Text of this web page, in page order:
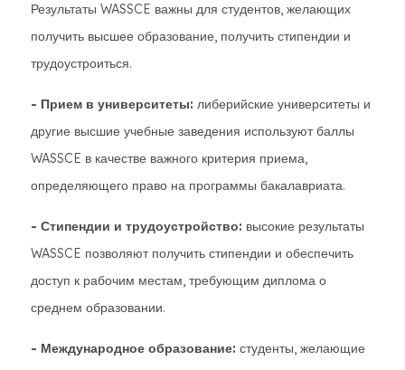
Результаты WASSCE важны для студентов, желающих
получить высшее образование, получить стипендии и
трудоустроиться.
- Прием в университеты: либерийские университеты и
другие высшие учебные заведения используют баллы
WASSCE в качестве важного критерия приема,
определяющего право на программы бакалавриата.
- Стипендии и трудоустройство: высокие результаты
WASSCE позволяют получить стипендии и обеспечить
доступ к рабочим местам, требующим диплома о
среднем образовании.
- Международное образование: студенты, желающие